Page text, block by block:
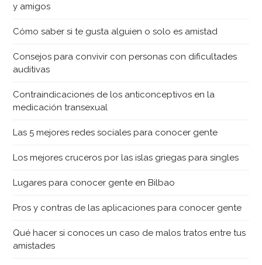
y amigos
Cómo saber si te gusta alguien o solo es amistad
Consejos para convivir con personas con dificultades
auditivas
Contraindicaciones de los anticonceptivos en la
medicación transexual
Las 5 mejores redes sociales para conocer gente
Los mejores cruceros por las islas griegas para singles
Lugares para conocer gente en Bilbao
Pros y contras de las aplicaciones para conocer gente
Qué hacer si conoces un caso de malos tratos entre tus
amistades